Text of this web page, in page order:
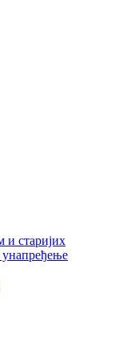
и старијих
унапређење